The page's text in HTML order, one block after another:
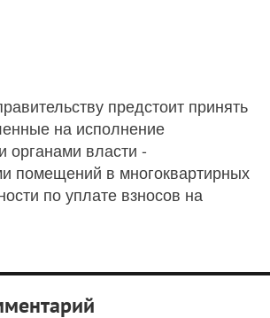
предстоит принять
на исполнение
власти -
помещений в многоквартирных
по уплате взносов на